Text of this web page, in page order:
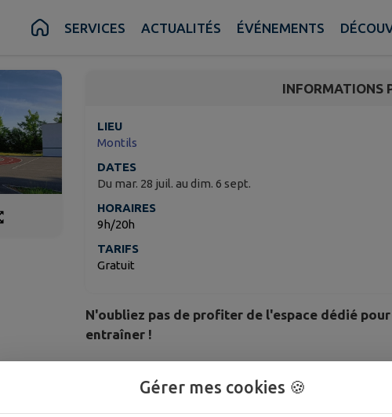
SERVICES ACTUALITÉS ÉVÉNEMENTS
INFORMATIONS
LIEU
Montils
DATES
Du mar. 28 juil. au dim. 6 sept.
HORAIRES
9h/20h
TARIFS
Gratuit
N'oubliez pas de profiter de l'espace dédié
entraîner !
Basket, foot, handball, tennis, volley, mais aussi
possibilités sont à pratiquer au City stade.
Gérer mes cookies 🍪